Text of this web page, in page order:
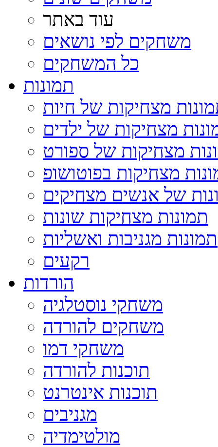
עוד באתר
משחקים לפי נושאים
כל המשחקים
תמונות
מצחיקות של חיות
מצחיקות של ילדים
מצחיקות של ספורט
מצחיקות בפוטושופ
של אנשים מצחיקים
תמונות מצחיקות שונות
תמונות מגניבות ואשליות
רקעים
הורדות
משחקי נוסטלגיה
משחקים להורדה
משחקי דמו
תוכנות להורדה
תוכנות אינטרנט
מגניבים
מולטימדיה